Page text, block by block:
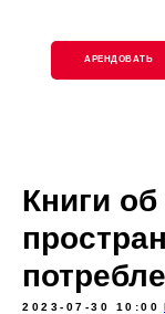
АРЕНДОВАТЬ
Книги
2023-07-30 10:00